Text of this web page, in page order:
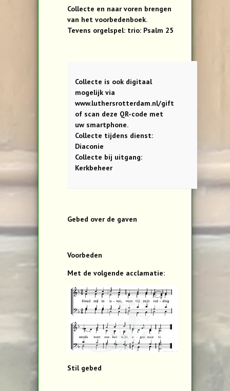
Collecte en naar voren brengen
van het voorbedenboek.
Tevens orgelspel: trio: Psalm 25
Collecte is ook digitaal
mogelijk via
www.luthersrotterdam.nl/gift
of scan deze QR-code met
uw smartphone.
Collecte tijdens dienst:
Diaconie
Collecte bij uitgang:
Kerkbeheer
Gebed over de gaven
Voorbeden
Met de volgende acclamatie:
Stil gebed